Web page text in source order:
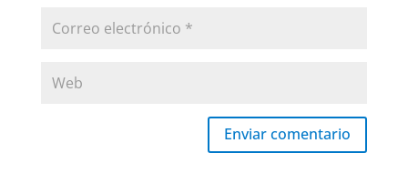
Enviar comentario